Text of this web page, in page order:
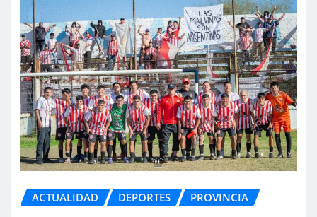
ACTUALIDAD DEPORTES PROVINCIA